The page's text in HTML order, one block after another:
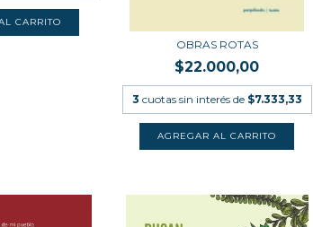
OBRAS ROTAS
$22.000,00
3 cuotas sin interés de $7.333,33